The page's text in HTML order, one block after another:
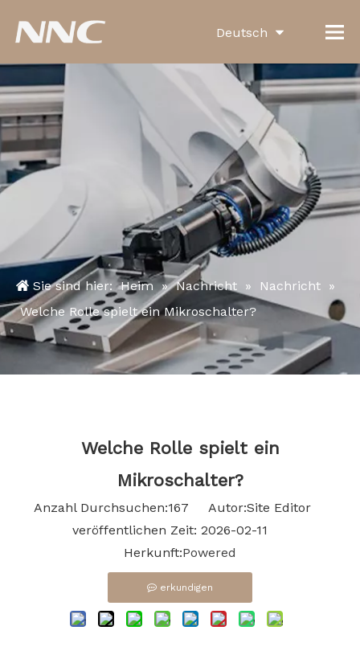
Deutsch
English
العربية
Français
Pусский
Español
Português
한국어
Türk dili
Bahasa indonesia
Sie sind hier: Heim » Nachricht » Nachricht »
Welche Rolle spielt ein Mikroschalter?
Welche Rolle spielt ein
Mikroschalter?
Anzahl Durchsuchen:167 Autor:Site Editor
veröffentlichen Zeit: 2026-02-11
Herkunft:Powered
erkundigen